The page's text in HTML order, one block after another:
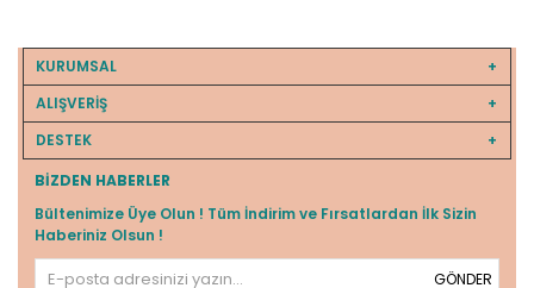
KURUMSAL
ALIŞVERİŞ
DESTEK
BIZDEN HABERLER
Bültenimize Üye Olun ! Tüm İndirim ve Fırsatlardan İlk Sizin
Haberiniz Olsun !
GÖNDER